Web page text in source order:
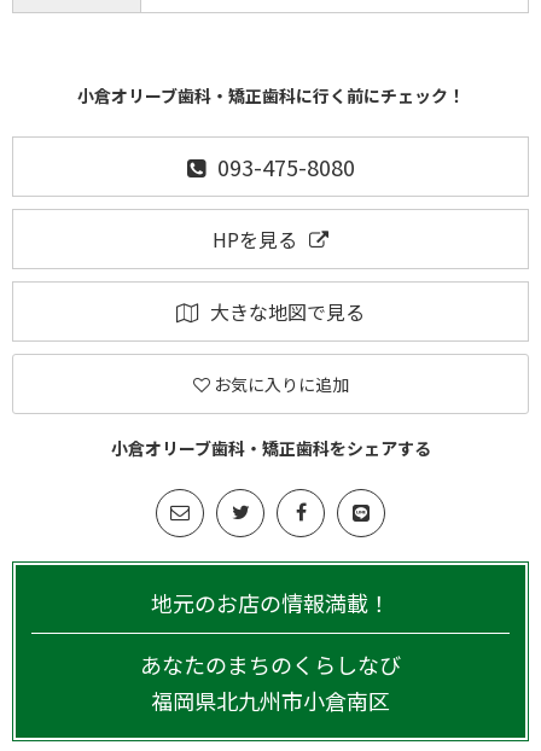
小倉オリーブ歯科・矯正歯科に行く前にチェック！
093-475-8080
HPを見る
大きな地図で見る
お気に入りに追加
小倉オリーブ歯科・矯正歯科をシェアする
地元のお店の情報満載！
あなたのまちのくらしなび
福岡県北九州市小倉南区